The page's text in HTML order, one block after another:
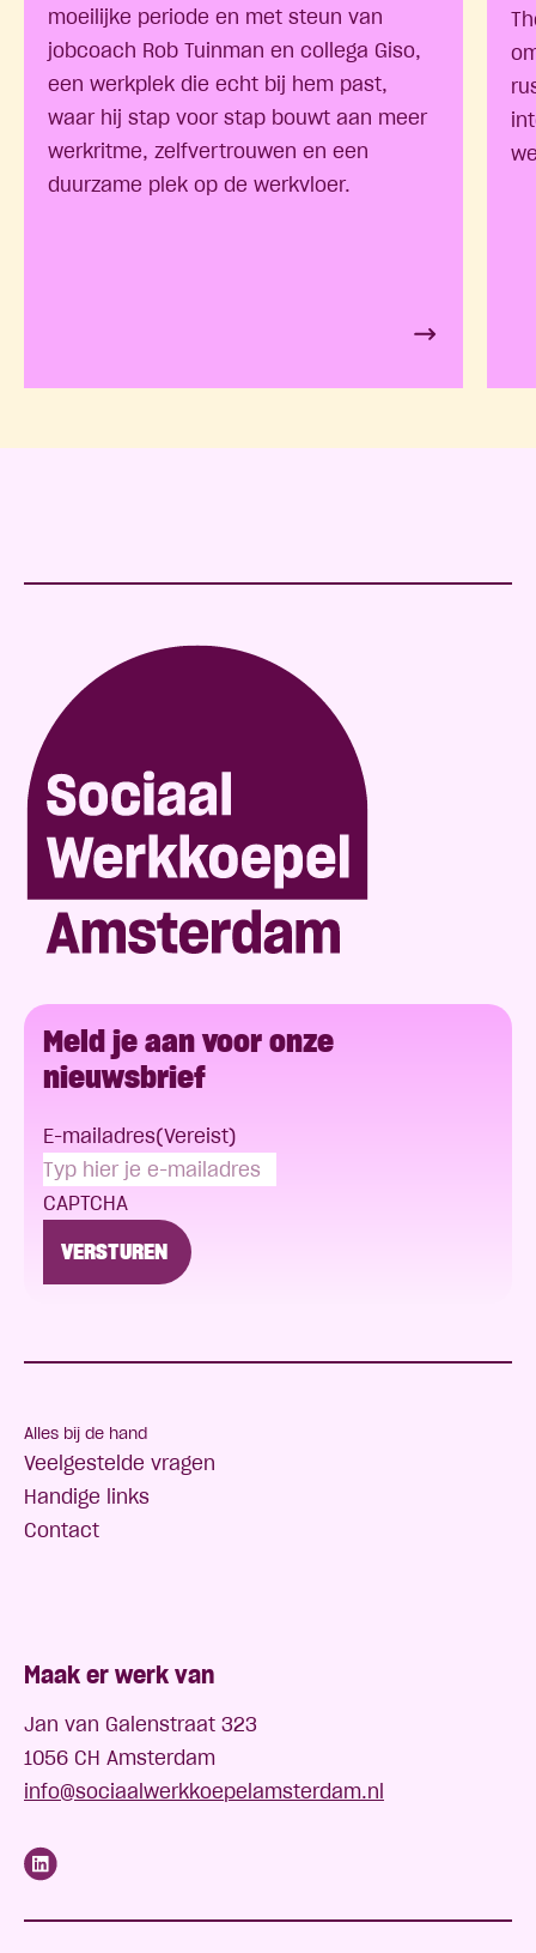
moeilijke periode en met steun van
jobcoach Rob Tuinman en collega Giso,
een werkplek die echt bij hem past,
waar hij stap voor stap bouwt aan meer
werkritme, zelfvertrouwen en een
duurzame plek op de werkvloer.
Meld je aan voor onze
nieuwsbrief
E-mailadres(Vereist)
CAPTCHA
Alles bij de hand
Veelgestelde vragen
Handige links
Contact
Maak er werk van
Jan van Galenstraat 323
1056 CH Amsterdam
info@sociaalwerkkoepelamsterdam.nl